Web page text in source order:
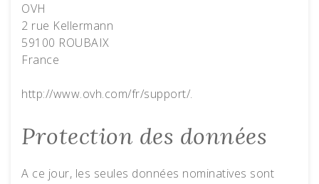
OVH
2 rue Kellermann
59100 ROUBAIX
France
http://www.ovh.com/fr/support/.
Protection des données
A ce jour, les seules données nominatives sont